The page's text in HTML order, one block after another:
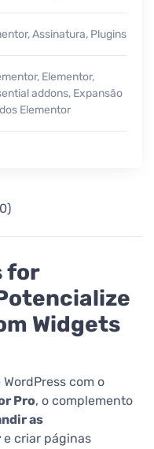
,Assinatura, Plugins
, Elementor,
addons, Expansão
Elementor
for
Widgets
com o
Pro, o complemento
as
e criar páginas